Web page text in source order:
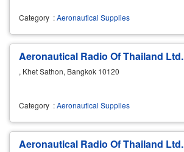
Category :Aeronautical Supplies
Aeronautical Radio Of Thailand Ltd.
, Khet Sathon, Bangkok 10120
Category :Aeronautical Supplies
Aeronautical Radio Of Thailand Ltd.